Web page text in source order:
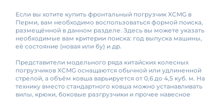
Если вы хотите купить фронтальный погрузчик XCMG в
Перми, вам необходимо воспользоваться формой поиска,
размещённой в данном разделе. Здесь вы можете указать
необходимые вам критерии поиска: год выпуска машины,
её состояние (новая или бу) и др.
Представители модельного ряда китайских колесных
погрузчиков XCMG оснащаются обычной или удлиненной
стрелой, а объём ковша варьируется от 0,6 до 4,5 куб. м. На
технику вместо стандартного ковша можно устанавливать
вилы, крюки, боковые разгрузчики и прочее навесное